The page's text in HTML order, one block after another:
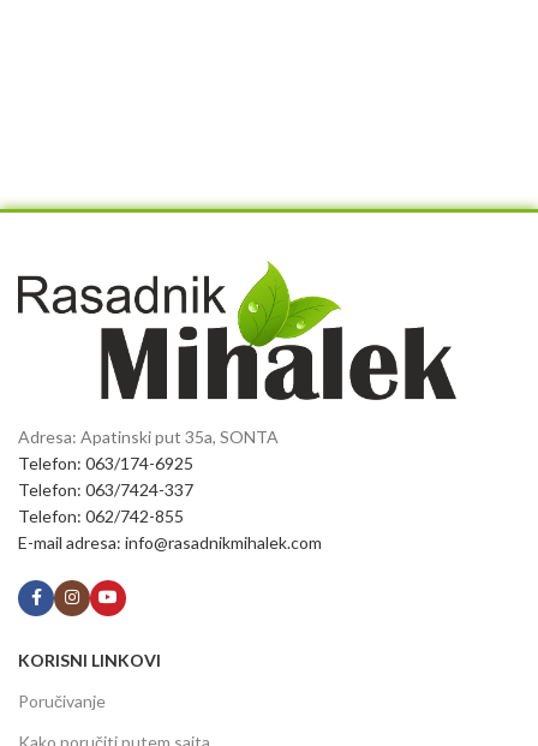
Adresa: Apatinski put 35a, SONTA
Telefon: 063/174-6925
Telefon: 063/7424-337
Telefon: 062/742-855
E-mail adresa: info@rasadnikmihalek.com
KORISNI LINKOVI
Poručivanje
Kako poručiti putem sajta